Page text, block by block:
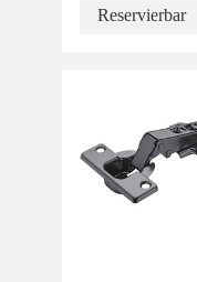
Reservierbar